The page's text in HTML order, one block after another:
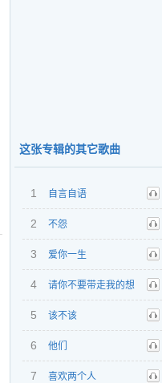
这张专辑的其它歌曲
1
自言自语
听
2
不怨
听
3
爱你一生
听
4 请你不要带走我的想
念
听
5
该不该
听
6
他们
听
7
喜欢两个人